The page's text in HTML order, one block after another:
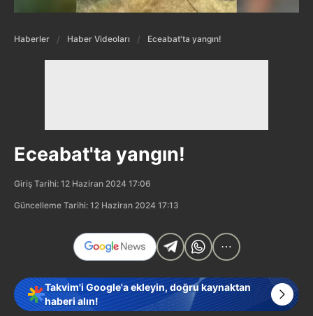
Haberler Haber Videoları Eceabat'ta yangın!
Eceabat'ta yangın!
Giriş Tarihi: 12 Haziran 2024 17:06
Güncelleme Tarihi: 12 Haziran 2024 17:13
Takvim'i Google'a ekleyin, doğru kaynaktan
haberi alın!